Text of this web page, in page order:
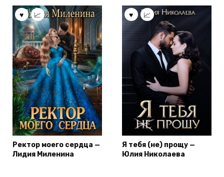
Ректор моего сердца —
Лидия Миленина
Я тебя (не) прощу —
Юлия Николаева